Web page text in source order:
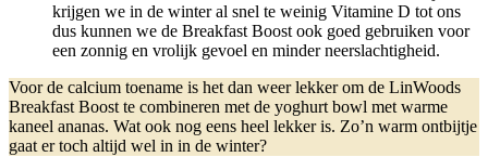
krijgen we in de winter al snel te weinig Vitamine D tot ons
dus kunnen we de Breakfast Boost ook goed gebruiken voor
een zonnig en vrolijk gevoel en minder neerslachtigheid.
Voor de calcium toename is het dan weer lekker om de LinWoods
Breakfast Boost te combineren met de yoghurt bowl met warme
kaneel ananas. Wat ook nog eens heel lekker is. Zo’n warm ontbijtje
gaat er toch altijd wel in in de winter?